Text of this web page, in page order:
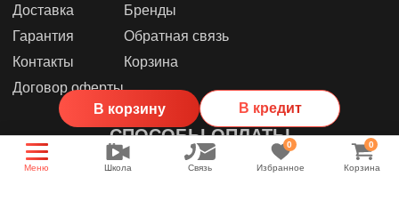
В корзину В кредит
Доставка
Гарантия
Контакты
Договор оферты
Бренды
Обратная связь
Корзина
СПОСОБЫ ОПЛАТЫ
Меню Школа Связь
0
Избранное
0
Корзина